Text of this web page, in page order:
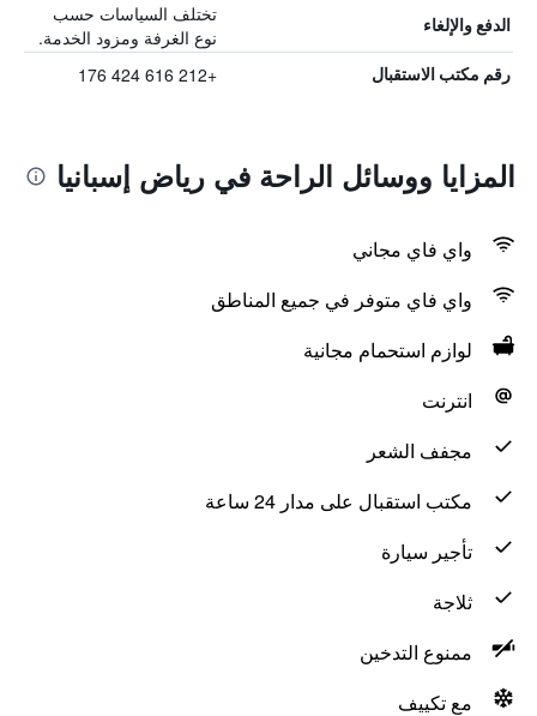
الدفع والإلغاء
تختلف السياسات حسب
نوع الغرفة ومزود الخدمة.
رقم مكتب الاستقبال +212 616 424 176
المزايا ووسائل الراحة في رياض إسبانيا
واي فاي مجاني
واي فاي متوفر في جميع المناطق
لوازم استحمام مجانية
انترنت
مجفف الشعر
مكتب استقبال على مدار 24 ساعة
تأجير سيارة
ثلاجة
ممنوع التدخين
مع تكييف